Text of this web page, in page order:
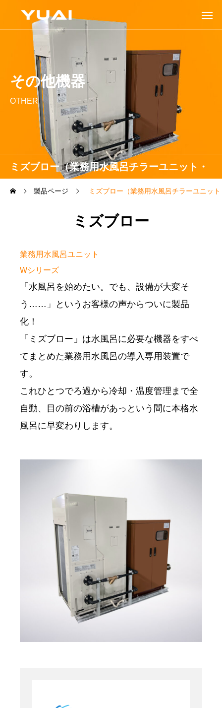
ミズブロー（業務用水風呂チラーユニット・
Wシリーズ）
その他機器
OTHER
製品ページ ミズブロー（業務用水風呂チラーユニッ
ミズブロー
業務用水風呂ユニット
Wシリーズ
「水風呂を始めたい。でも、設備が大変そ
う……」というお客様の声からついに製品
化！
「ミズブロー」は水風呂に必要な機器をすべ
てまとめた業務用水風呂の導入専用装置で
す。
これひとつでろ過から冷却・温度管理まで全
自動、目の前の浴槽があっという間に本格水
風呂に早変わりします。